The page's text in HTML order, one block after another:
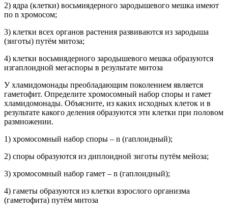
2) ядра (клетки) восьмиядерного зародышевого мешка имеют
по n хромосом;
3) клетки всех органов растения развиваются из зародыша
(зиготы) путём митоза;
4) клетки восьмиядерного зародышевого мешка образуются
изгаплоидной мегаспоры в результате митоза
У хламидомонады преобладающим поколением является
гаметофит. Определите хромосомный набор споры и гамет
хламидомонады. Объясните, из каких исходных клеток и в
результате какого деления образуются эти клетки при половом
размножении.
1) хромосомный набор споры – n (гаплоидный);
2) споры образуются из диплоидной зиготы путём мейоза;
3) хромосомный набор гамет – n (гаплоидный);
4) гаметы образуются из клетки взрослого организма
(гаметофита) путём митоза